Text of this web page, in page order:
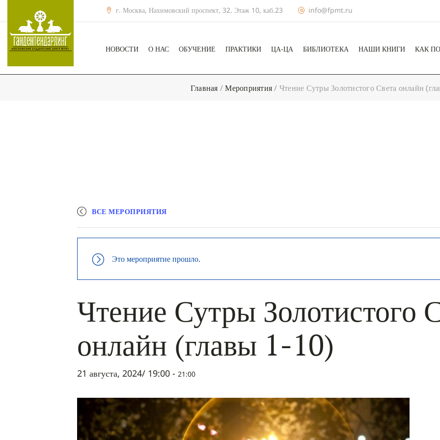
г. Москва, Нахимовский проспект, 32. Этаж 10, каб.23 info@fpmt.ru
НОВОСТИ О НАС ОБУЧЕНИЕ ПРАКТИКИ ЦА-ЦА БИБЛИОТЕКА НАШИ КНИГИ КАК
Главная /Мероприятия/ Чтение Сутры Золотистого Света онлайн
ВСЕ МЕРОПРИЯТИЯ
Это мероприятие прошло.
Чтение Сутры Золотистого
онлайн (главы 1-10)
21 августа, 2024/ 19:00 - 21:00